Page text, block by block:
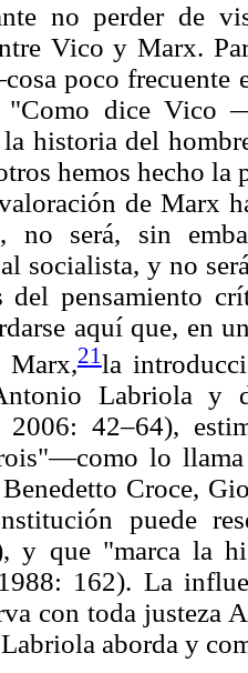
no perder de
Vico y Marx.
poco frecuente
"Como dice Vico
historia del
hemos hecho
de Marx
no será, sin
socialista, y no
del pensamiento
aquí que, en
Marx,21la
Labriola y
2006: 42–64),
lo
Croce,
puede
y que "marca la
162). La
con toda justeza
aborda y